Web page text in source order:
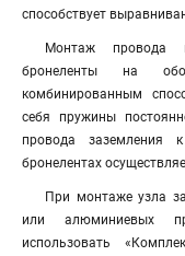
способствует
Монтаж провода
бронеленты на
комбинированным
себя пружины
провода заземления
бронелентах
При монтаже узла
или алюминиевых
использовать